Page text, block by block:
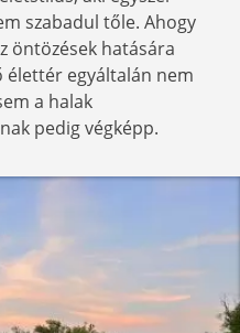
szabadul tőle. Ahogy
öntözések hatására
élettér egyáltalán nem
a halak
pedig végképp.